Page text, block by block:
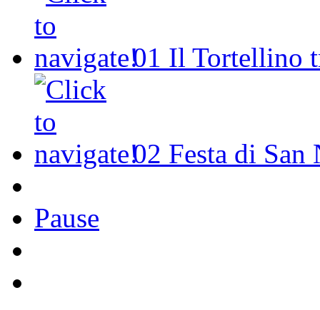
01 Il Tortellino
02 Festa di San
Pause